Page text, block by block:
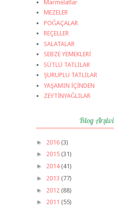
Marmelatlar
MEZELER
POĞAÇALAR
REÇELLER
SALATALAR
SEBZE YEMEKLERİ
SÜTLÜ TATLILAR
ŞURUPLU TATLILAR
YAŞAMIN İÇİNDEN
ZEYTİNYAĞLILAR
Blog Arşivi
► 2016 (3)
► 2015 (31)
► 2014(41)
► 2013 (77)
► 2012 (88)
► 2011 (55)